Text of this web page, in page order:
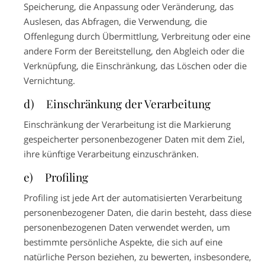
Speicherung, die Anpassung oder Veränderung, das
Auslesen, das Abfragen, die Verwendung, die
Offenlegung durch Übermittlung, Verbreitung oder eine
andere Form der Bereitstellung, den Abgleich oder die
Verknüpfung, die Einschränkung, das Löschen oder die
Vernichtung.
d) Einschränkung der Verarbeitung
Einschränkung der Verarbeitung ist die Markierung
gespeicherter personenbezogener Daten mit dem Ziel,
ihre künftige Verarbeitung einzuschränken.
e) Profiling
Profiling ist jede Art der automatisierten Verarbeitung
personenbezogener Daten, die darin besteht, dass diese
personenbezogenen Daten verwendet werden, um
bestimmte persönliche Aspekte, die sich auf eine
natürliche Person beziehen, zu bewerten, insbesondere,